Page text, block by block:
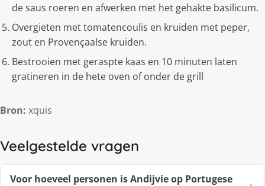
de saus roeren en afwerken met het gehakte basilicum.
Overgieten met tomatencoulis en kruiden met peper,
zout en Provençaalse kruiden.
Bestrooien met geraspte kaas en 10 minuten laten
gratineren in de hete oven of onder de grill
Bron: xquis
Veelgestelde vragen
Voor hoeveel personen is Andijvie op Portugese